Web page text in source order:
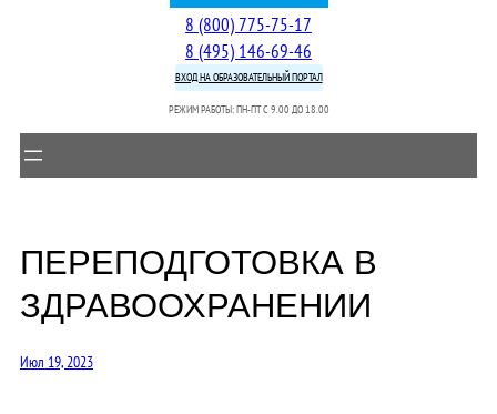
8 (800) 775-75-17
8 (495) 146-69-46
ВХОД НА ОБРАЗОВАТЕЛЬНЫЙ ПОРТАЛ
РЕЖИМ РАБОТЫ: ПН-ПТ C 9.00 ДО 18.00
ПЕРЕПОДГОТОВКА В
ЗДРАВООХРАНЕНИИ
Июл 19, 2023